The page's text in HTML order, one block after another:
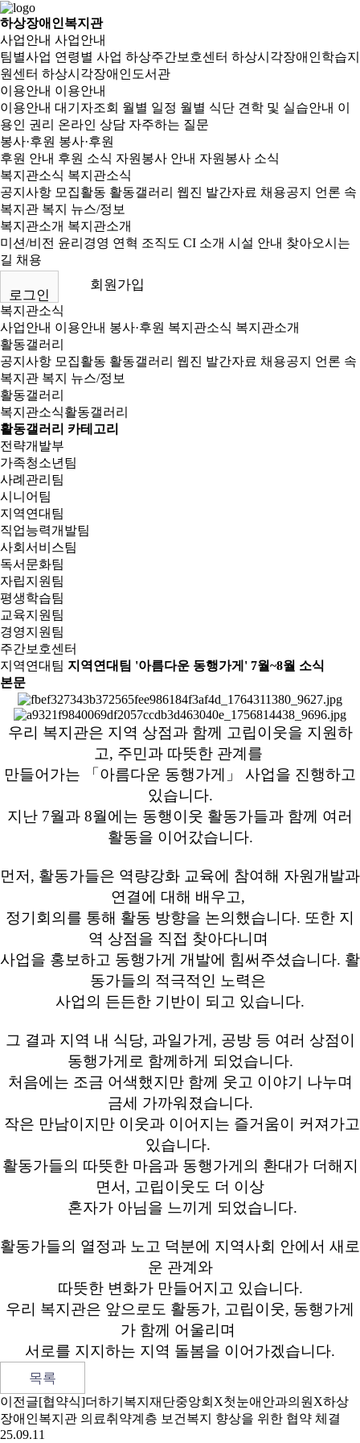
하상장애인복지관
사업안내 사업안내
팀별사업 연령별 사업 하상주간보호센터 하상시각장애인학습지
원센터 하상시각장애인도서관
이용안내 이용안내
이용안내 대기자조회 월별 일정 월별 식단 견학 및 실습안내 이
용인 권리 온라인 상담 자주하는 질문
봉사·후원 봉사·후원
후원 안내 후원 소식 자원봉사 안내 자원봉사 소식
복지관소식 복지관소식
공지사항 모집활동 활동갤러리 웹진 발간자료 채용공지
언론 속
복지관 복지 뉴스/정보
복지관소개 복지관소개
미션/비전 윤리경영 연혁 조직도 CI 소개 시설 안내 찾아오시는
길 채용
로그인
회원가입
복지관소식
사업안내 이용안내 봉사·후원 복지관소식 복지관소개
활동갤러리
공지사항 모집활동 활동갤러리 웹진 발간자료 채용공지
언론 속
복지관 복지 뉴스/정보
활동갤러리
복지관소식활동갤러리
활동갤러리 카테고리
전략개발부
가족청소년팀
사례관리팀
시니어팀
지역연대팀
직업능력개발팀
사회서비스팀
독서문화팀
자립지원팀
평생학습팀
교육지원팀
경영지원팀
주간보호센터
지역연대팀 지역연대팀 '아름다운 동행가게' 7월~8월 소식
본문
우리 복지관은 지역 상점과 함께 고립이웃을 지원하
고, 주민과 따뜻한 관계를
만들어가는
「 아름다운 동행가게 」 사업을 진행하고
있습니다.
지난 7월과 8월에는 동행이웃 활동가들과 함께 여러
활동을 이어갔습니다.
먼저 , 활동가들은 역량강화 교육에 참여해 자원개발과
연결에 대해 배우고,
정기회의를 통해 활동 방향을 논의했습니다. 또한 지
역 상점을 직접 찾아다니며
사업을 홍보하고 동행가게 개발에 힘써주셨습니다. 활
동가들의 적극적인 노력은
사업의 든든한 기반이 되고 있습니다.
그 결과 지역 내 식당, 과일가게 , 공방 등 여러 상점이
동행가게로 함께하게 되었습니다.
처음에는 조금 어색했지만 함께 웃고 이야기 나누며
금세 가까워졌습니다.
작은 만남이지만 이웃과 이어지는 즐거움이 커져가고
있습니다.
활동가들의 따뜻한 마음과 동행가게의 환대가 더해지
면서 , 고립이웃도 더 이상
혼자가 아님을 느끼게 되었습니다.
활동가들의 열정과 노고 덕분에 지역사회 안에서 새로
운 관계와
따뜻한 변화가 만들어지고 있습니다.
우리 복지관은 앞으로도 활동가, 고립이웃, 동행가게
가 함께 어울리며
서로를 지지하는 지역 돌봄을 이어가겠습니다.
목록
이전글[협약식]더하기복지재단중앙회X첫눈애안과의원X하상
장애인복지관 의료취약계층 보건복지 향상을 위한 협약 체결
25.09.11